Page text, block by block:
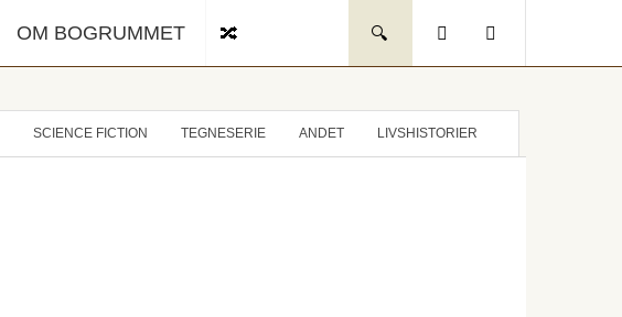
OM BOGRUMMET
SCIENCE FICTION TEGNESERIE ANDET LIVSHISTORIER